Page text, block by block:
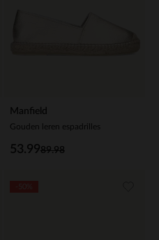
Manfield
Gouden leren espadrilles
89.98
53.99